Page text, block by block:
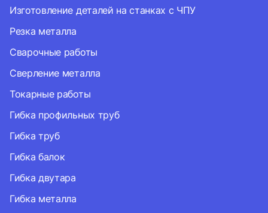
Изготовление деталей на станках с ЧПУ
Резка металла
Сварочные работы
Сверление металла
Токарные работы
Гибка профильных труб
Гибка труб
Гибка балок
Гибка двутара
Гибка металла